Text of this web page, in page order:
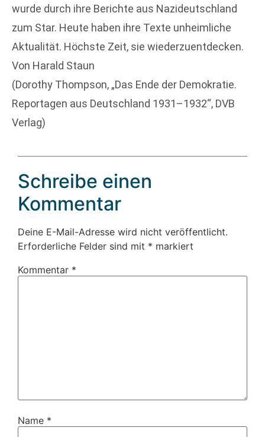
wurde durch ihre Berichte aus Nazideutschland
zum Star. Heute haben ihre Texte unheimliche
Aktualität. Höchste Zeit, sie wiederzuentdecken.
Von Harald Staun
(Dorothy Thompson, „Das Ende der Demokratie.
Reportagen aus Deutschland 1931–1932“, DVB
Verlag)
Schreibe einen
Kommentar
Deine E-Mail-Adresse wird nicht veröffentlicht.
Erforderliche Felder sind mit * markiert
Kommentar *
Name *